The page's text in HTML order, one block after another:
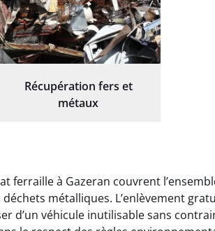
Récupération fers et
métaux
ferraille à Gazeran couvrent
métalliques. L’enlèvement
d’un véhicule inutilisable sans